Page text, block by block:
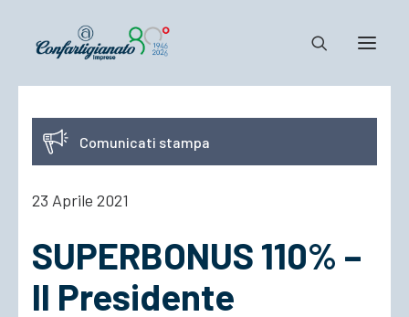
Notizie e Documenti
Confartigianato
Cosa Facciamo
Comunicati stampa
23 Aprile 2021
SUPERBONUS 110% –
Il Presidente